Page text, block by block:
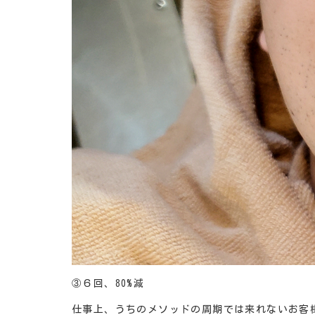
③６回、80%減
仕事上、うちのメソッドの周期では来れないお